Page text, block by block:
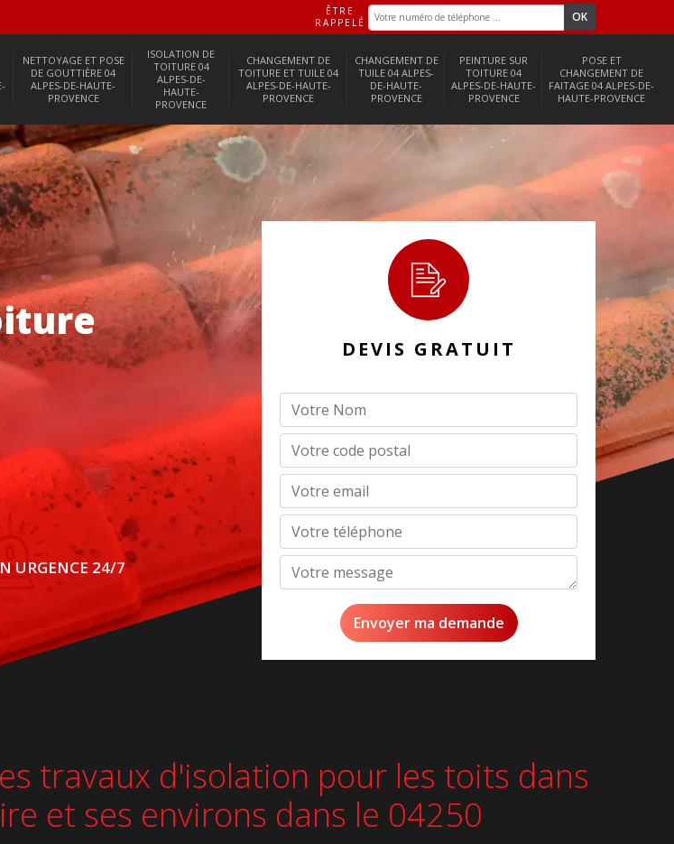
ÊTRE
RAPPELÉ
NETTOYAGE ET POSE
DE GOUTTIÈRE 04
ALPES-DE-HAUTE-
PROVENCE
ISOLATION DE
TOITURE 04
ALPES-DE-
HAUTE-
PROVENCE
CHANGEMENT DE
TOITURE ET TUILE 04
ALPES-DE-HAUTE-
PROVENCE
CHANGEMENT DE
TUILE 04 ALPES-
DE-HAUTE-
PROVENCE
PEINTURE SUR
TOITURE 04
ALPES-DE-HAUTE-
PROVENCE
POSE ET
CHANGEMENT DE
FAITAGE 04 ALPES-DE-
HAUTE-PROVENCE
URGENCE 24/7
DEVIS GRATUIT
travaux d'isolation pour les toits dans
et ses environs dans le 04250